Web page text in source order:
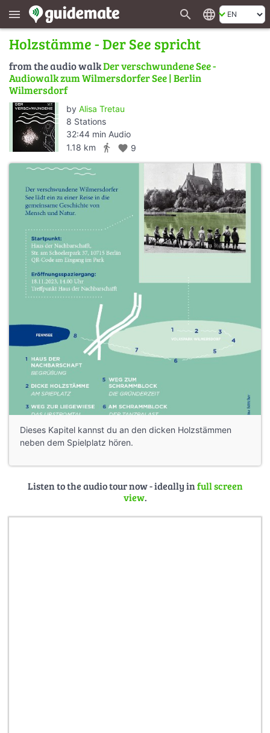
menu search language
Holzstämme - Der See spricht
from the audio walkDer verschwundene See -
Audiowalk zum Wilmersdorfer See | Berlin
Wilmersdorf
by Alisa Tretau
8 Stations
32:44 min Audio
1.18 km
directions_walk favorite 9
Dieses Kapitel kannst du an den dicken Holzstämmen
neben dem Spielplatz hören.
Listen to the audio tour now - ideally infull screen
view.